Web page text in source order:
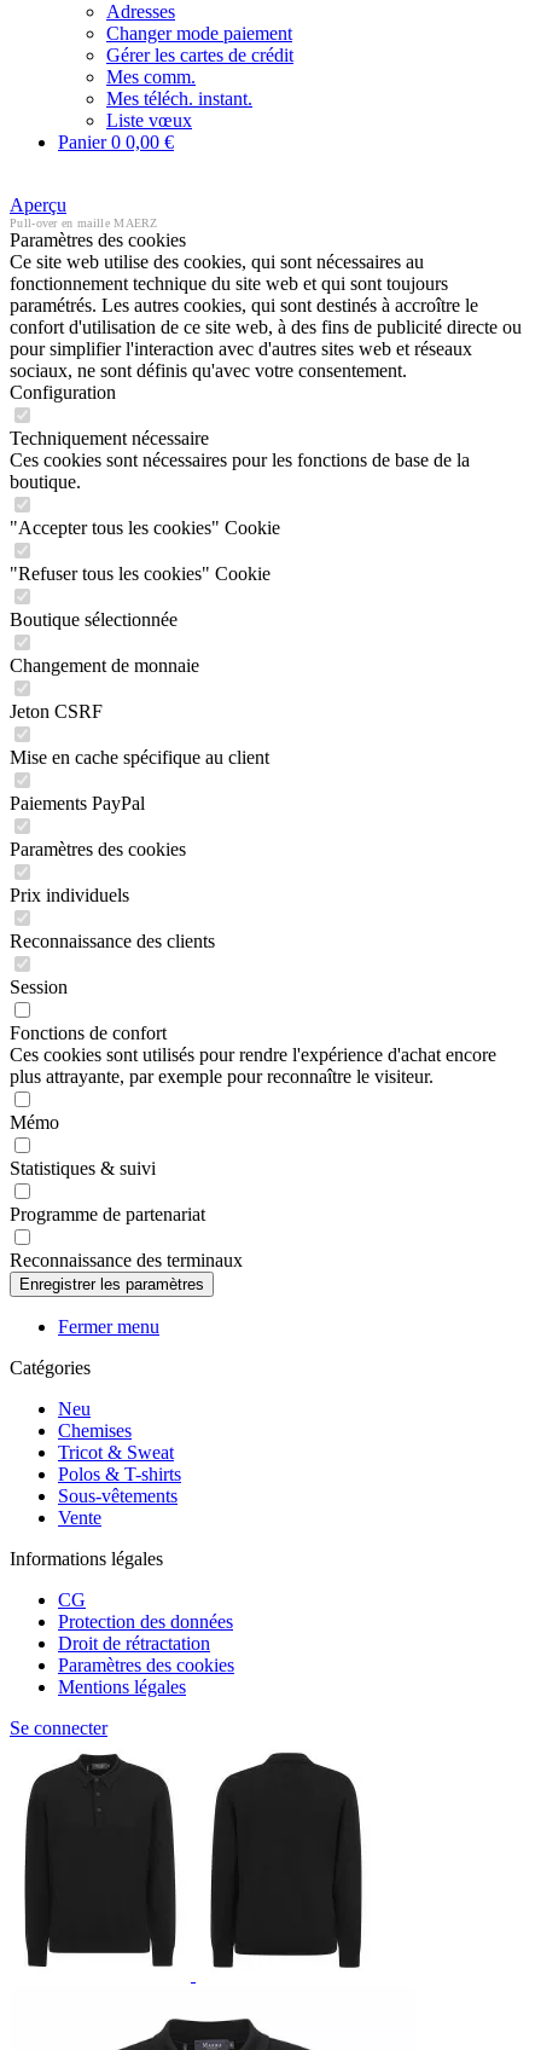
Adresses
Changer mode paiement
Gérer les cartes de crédit
Mes comm.
Mes téléch. instant.
Liste vœux
Panier0 0,00 €
Aperçu
Pull-over en maille MAERZ
Paramètres des cookies
Ce site web utilise des cookies, qui sont nécessaires au
fonctionnement technique du site web et qui sont toujours
paramétrés. Les autres cookies, qui sont destinés à accroître le
confort d'utilisation de ce site web, à des fins de publicité directe ou
pour simplifier l'interaction avec d'autres sites web et réseaux
sociaux, ne sont définis qu'avec votre consentement.
Configuration
Techniquement nécessaire
Ces cookies sont nécessaires pour les fonctions de base de la
boutique.
"Accepter tous les cookies" Cookie
"Refuser tous les cookies" Cookie
Boutique sélectionnée
Changement de monnaie
Jeton CSRF
Mise en cache spécifique au client
Paiements PayPal
Paramètres des cookies
Prix individuels
Reconnaissance des clients
Session
Fonctions de confort
Ces cookies sont utilisés pour rendre l'expérience d'achat encore
plus attrayante, par exemple pour reconnaître le visiteur.
Mémo
Statistiques & suivi
Programme de partenariat
Reconnaissance des terminaux
Fermer menu
Catégories
Neu
Chemises
Tricot & Sweat
Polos & T-shirts
Sous-vêtements
Vente
Informations légales
CG
Protection des données
Droit de rétractation
Paramètres des cookies
Mentions légales
Se connecter